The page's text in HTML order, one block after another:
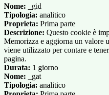
Nome: _gid
Tipologia: analitico
Proprieta: Prima parte
Descrizione: Questo cookie è
Memorizza e aggiorna un valore
viene utilizzato per contare e
pagina.
Durata: 1 giorno
Nome: _gat
Tipologia: analitico